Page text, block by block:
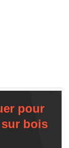
pour
bois